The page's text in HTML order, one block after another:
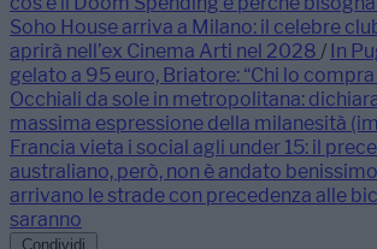
Soho House arriva a Milano: il celebre
aprirà nell’ex Cinema Arti nel 2028 / In
gelato a 95 euro, Briatore: “Chi lo
Occhiali da sole in metropolitana:
massima espressione della milanesità
Francia vieta i social agli under 15: il
australiano, però, non è andato benissimo
arrivano le strade con precedenza alle
saranno
Condividi